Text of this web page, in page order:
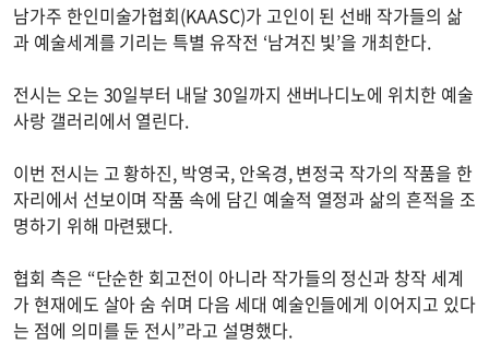
남가주 한인미술가협회(KAASC)가 고인이 된 선배 작가들의 삶
과 예술세계를 기리는 특별 유작전 ‘남겨진 빛’을 개최한다.
전시는 오는 30일부터 내달 30일까지 샌버나디노에 위치한 예술
사랑 갤러리에서 열린다.
이번 전시는 고 황하진, 박영국, 안옥경, 변정국 작가의 작품을 한
자리에서 선보이며 작품 속에 담긴 예술적 열정과 삶의 흔적을 조
명하기 위해 마련됐다.
협회 측은 “단순한 회고전이 아니라 작가들의 정신과 창작 세계
가 현재에도 살아 숨 쉬며 다음 세대 예술인들에게 이어지고 있다
는 점에 의미를 둔 전시”라고 설명했다.